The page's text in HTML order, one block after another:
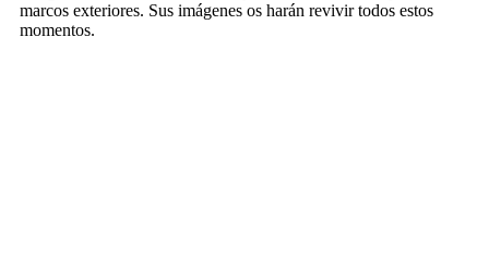
marcos exteriores. Sus imágenes os harán revivir todos estos
momentos.